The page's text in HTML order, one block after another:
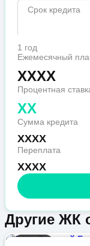
Срок кредита
1 год
Ежемесячный
XXXX
Процентная
XX
Сумма кредита
XXXX
Переплата
XXXX
Другие ЖК